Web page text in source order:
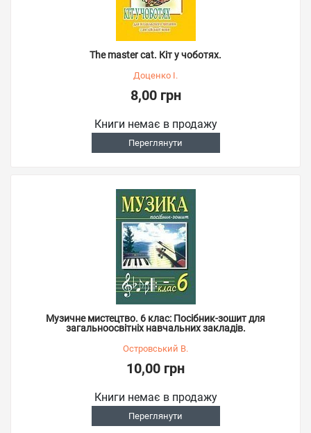
The master cat. Кіт у чоботях.
Доценко І.
8,00 грн
Книги немає в продажу
Переглянути
Музичне мистецтво. 6 клас: Посібник-зошит для
загальноосвітніх навчальних закладів.
Островський В.
10,00 грн
Книги немає в продажу
Переглянути